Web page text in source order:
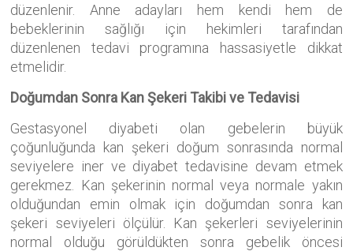
düzenlenir. Anne adayları hem kendi hem de
bebeklerinin sağlığı için hekimleri tarafından
düzenlenen tedavi programına hassasiyetle dikkat
etmelidir.
Doğumdan Sonra Kan Şekeri Takibi ve Tedavisi
Gestasyonel diyabeti olan gebelerin büyük
çoğunluğunda kan şekeri doğum sonrasında normal
seviyelere iner ve diyabet tedavisine devam etmek
gerekmez. Kan şekerinin normal veya normale yakın
olduğundan emin olmak için doğumdan sonra kan
şekeri seviyeleri ölçülür. Kan şekerleri seviyelerinin
normal olduğu görüldükten sonra gebelik öncesi